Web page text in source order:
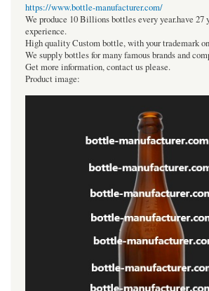
https://www.bottle-manufacturer.com/
We produce 10 Billions bottles every year.have 27
experience.
High quality Custom bottle, with your trademark
We supply bottles for many famous brands and
Get more information, contact us please.
Product image: